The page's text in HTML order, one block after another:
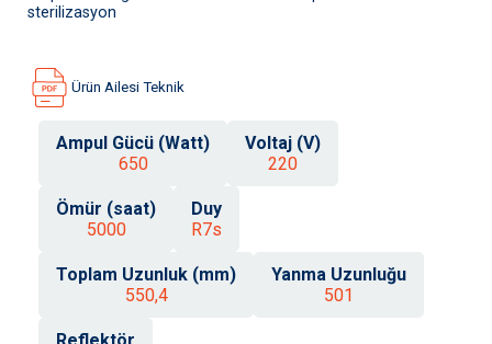
sterilizasyon
Ürün Ailesi Teknik
Ampul Gücü (Watt)
650
Voltaj (V)
220
Ömür (saat)
5000
Duy
R7s
Toplam Uzunluk (mm)
550,4
Yanma Uzunluğu
501